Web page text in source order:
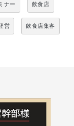
ナー 飲食店
営 飲食店集客